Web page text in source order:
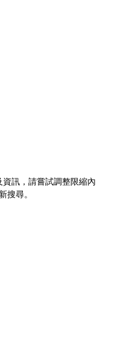
訊，請嘗試調整限縮內
搜尋。